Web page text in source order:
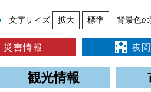
文字サイズ 拡大 標準 背景色
災害情報 夜
観光情報